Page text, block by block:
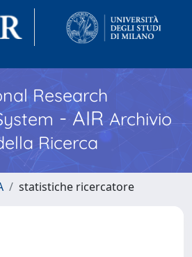
Research
- AIR Archivio
Ricerca
statistiche ricercatore